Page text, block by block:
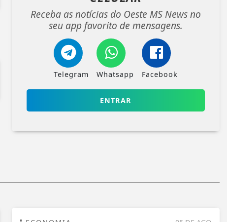
Receba as notícias do Oeste MS News no
seu app favorito de mensagens.
Telegram Whatsapp Facebook
ENTRAR